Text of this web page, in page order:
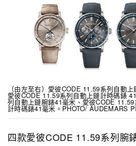
（由左至右）愛彼CODE 11.59系列自動
愛彼CODE 11.59系列自動上鏈計時碼錶
列自動上鏈腕錶41毫米、愛彼CODE
計時碼錶41毫米。PHOTO/ AUDEMARS
四款愛彼CODE 11.59系列腕